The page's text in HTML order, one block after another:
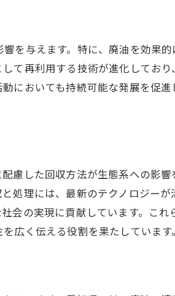
域コミュニティへの影響
油が生まれ変わる愛知県の取り組
燃料生産の経済的効果
域創生と環境保護
知県の廃油再利用戦略
ための教育活動
与えます。特に、廃油を効果的
て再利用する技術が進化してお
においても持続可能な発展を促
慮した回収方法が生態系への影
処理には、最新のテクノロジー
会の実現に貢献しています。こ
広く伝える役割を果たしています。